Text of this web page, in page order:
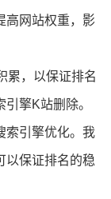
高网站权重，影
累，以保证排名
擎K站删除。
索引擎优化。我
以保证排名的稳